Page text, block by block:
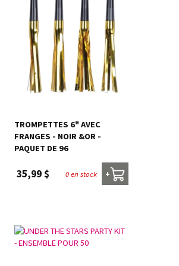
TROMPETTES 6" AVEC
FRANGES - NOIR &OR -
PAQUET DE 96
35,99 $ 0 en stock +